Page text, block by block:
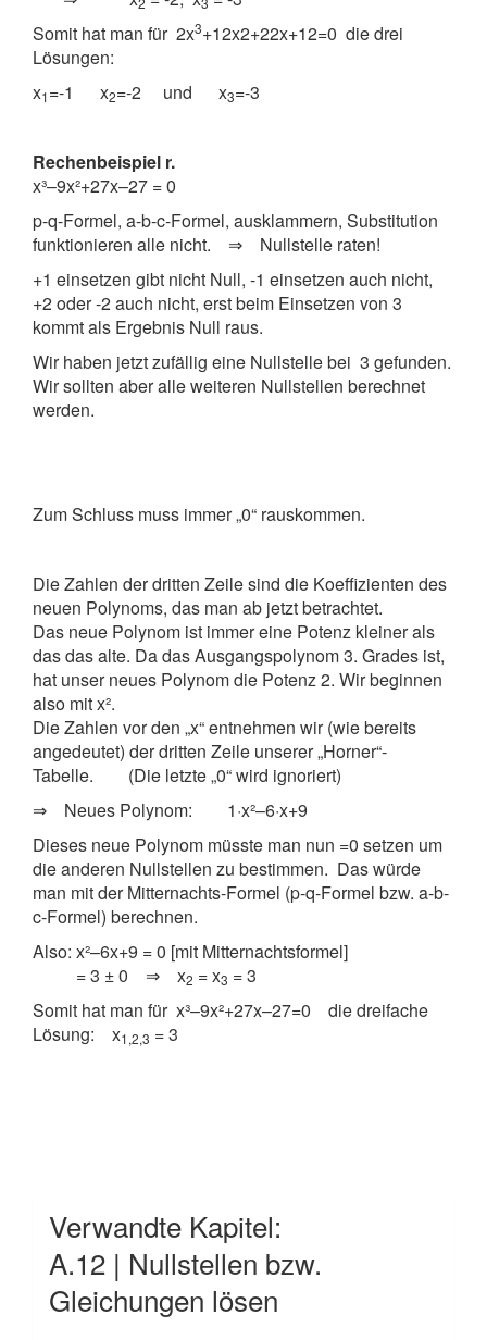
Somit hat man für 2x3+12x2+22x+12=0 die drei
Lösungen:
x1=-1 x2=-2 und x3=-3
Rechenbeispiel r.
x³–9x²+27x–27 = 0
p-q-Formel, a-b-c-Formel, ausklammern, Substitution
funktionieren alle nicht. ⇒ Nullstelle raten!
+1 einsetzen gibt nicht Null, -1 einsetzen auch nicht,
+2 oder -2 auch nicht, erst beim Einsetzen von 3
kommt als Ergebnis Null raus.
Wir haben jetzt zufällig eine Nullstelle bei 3 gefunden.
Wir sollten aber alle weiteren Nullstellen berechnet
werden.
Zum Schluss muss immer „0“ rauskommen.
Die Zahlen der dritten Zeile sind die Koeffizienten des
neuen Polynoms, das man ab jetzt betrachtet.
Das neue Polynom ist immer eine Potenz kleiner als
das das alte. Da das Ausgangspolynom 3. Grades ist,
hat unser neues Polynom die Potenz 2. Wir beginnen
also mit x².
Die Zahlen vor den „x“ entnehmen wir (wie bereits
angedeutet) der dritten Zeile unserer „Horner“-
Tabelle. (Die letzte „0“ wird ignoriert)
⇒ Neues Polynom: 1·x²–6·x+9
Dieses neue Polynom müsste man nun =0 setzen um
die anderen Nullstellen zu bestimmen. Das würde
man mit der Mitternachts-Formel (p-q-Formel bzw. a-b-
c-Formel) berechnen.
Also: x²–6x+9 = 0 [mit Mitternachtsformel]
= 3 ± 0 ⇒ x2 = x3 = 3
Somit hat man für x³–9x²+27x–27=0 die dreifache
Lösung: x1,2,3 = 3
Verwandte Kapitel:
A.12 | Nullstellen bzw.
Gleichungen lösen